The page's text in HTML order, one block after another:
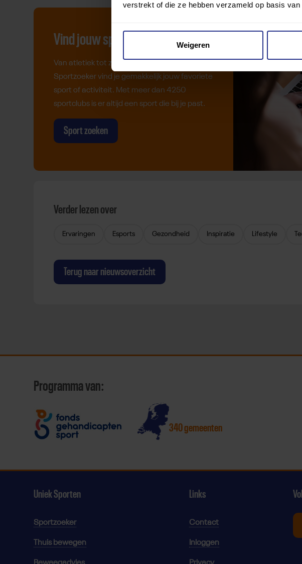
verstrekt of die ze hebben verzameld op basis
Weigeren
Vind jouw sport
Van atletiek tot zwemmen: met onze
Sportzoeker vind je gemakkelijk jouw favoriete
sport of activiteit. Met meer dan 4250
sportclubs is er altijd een sport die bij je past.
Sport zoeken
Verder lezen over
Ervaringen Esports Gezondheid Inspiratie Lifestyle
Terug naar nieuwsoverzicht
Programma van:
340 gemeenten
Uniek Sporten
Sportzoeker
Thuis bewegen
Links
Contact
Inloggen